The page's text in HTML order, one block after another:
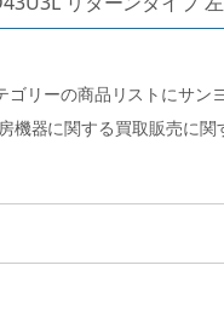
リーの商品リストにサン
器に関する買取販売に関